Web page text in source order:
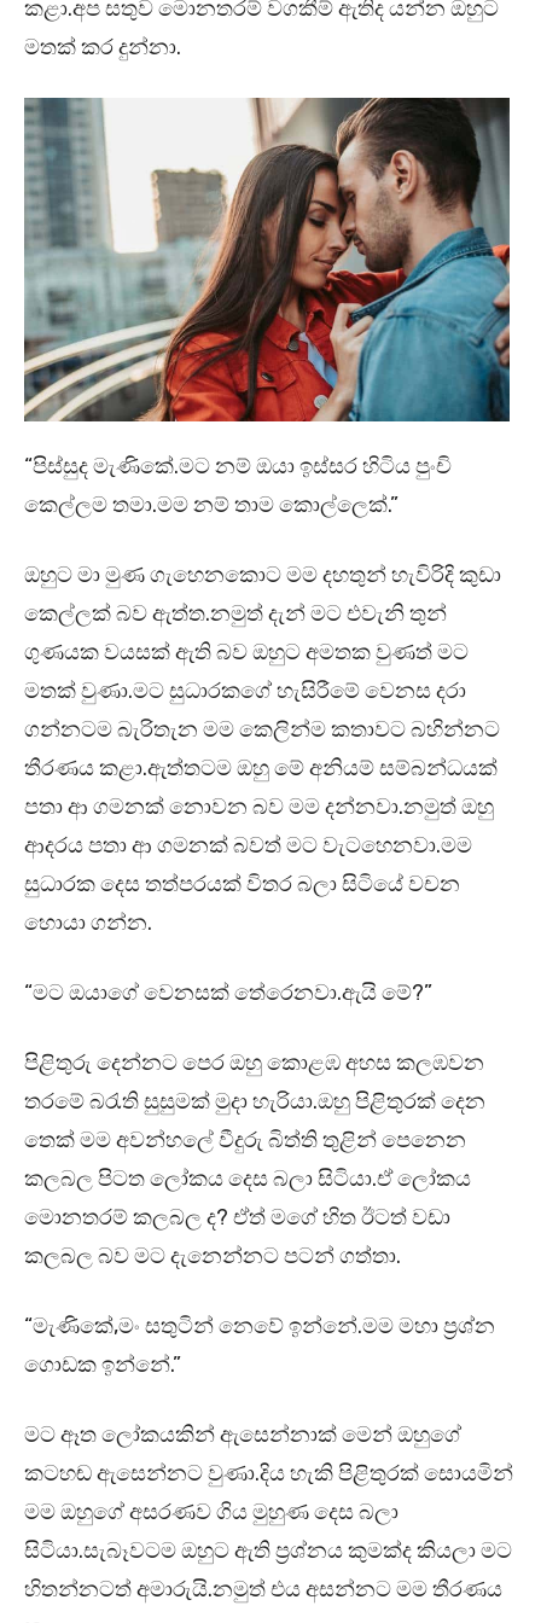
කළා.අප සතුව මොනතරම් වගකීම් ඇතිද යන්න ඔහුට
මතක් කර දුන්නා.
“පිස්සුද මැණිකේ.මට නම් ඔයා ඉස්සර හිටිය පුංචි
කෙල්ලම තමා.මම නම් තාම කොල්ලෙක්.”
ඔහුට මා මුණ ගැහෙනකොට මම දහතුන් හැවිරිදි කුඩා
කෙල්ලක් බව ඇත්ත.නමුත් දැන් මට එවැනි තුන්
ගුණයක වයසක් ඇති බව ඔහුට අමතක වුණත් මට
මතක් වුණා.මට සුධාරකගේ හැසිරීමේ වෙනස දරා
ගන්නටම බැරිතැන මම කෙලින්ම කතාවට බහින්නට
තීරණය කළා.ඇත්තටම ඔහු මේ අනියම් සම්බන්ධයක්
පතා ආ ගමනක් නොවන බව මම දන්නවා.නමුත් ඔහු
ආදරය පතා ආ ගමනක් බවත් මට වැටහෙනවා.මම
සුධාරක දෙස තත්පරයක් විතර බලා සිටියේ වචන
හොයා ගන්න.
“මට ඔයාගේ වෙනසක් තේරෙනවා.ඇයි මේ?”
පිළිතුරු දෙන්නට පෙර ඔහු කොළඹ අහස කලඹවන
තරමේ බරැති සුසුමක් මුදා හැරියා.ඔහු පිළිතුරක් දෙන
තෙක් මම අවන්හලේ වීදුරු බිත්ති තුළින් පෙනෙන
කලබල පිටත ලෝකය දෙස බලා සිටියා.ඒ ලෝකය
මොනතරම් කලබල ද? ඒත් මගේ හිත ඊටත් වඩා
කලබල බව මට දැනෙන්නට පටන් ගත්තා.
“මැණිකේ,මං සතුටින් නෙවේ ඉන්නේ.මම මහා ප්‍රශ්න
ගොඩක ඉන්නේ.”
මට ඈත ලෝකයකින් ඇසෙන්නාක් මෙන් ඔහුගේ
කටහඬ ඇසෙන්නට වුණා.දිය හැකි පිළිතුරක් සොයමින්
මම ඔහුගේ අසරණව ගිය මුහුණ දෙස බලා
සිටියා.සැබෑවටම ඔහුට ඇති ප්‍රශ්නය කුමක්ද කියලා මට
හිතන්නටත් අමාරුයි.නමුත් එය අසන්නට මම තීරණය